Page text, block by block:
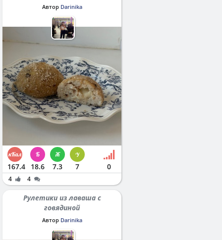
Автор Darinika
167.4 18.6 7.3 7 0
4 4
Рулетики из лаваша с
говядиной
Автор Darinika